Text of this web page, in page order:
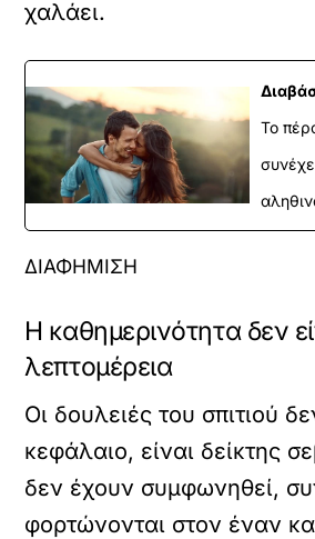
χαλάει.
Το
ΔΙΑΦΗΜΙΣΗ
Η καθημερινότητα δεν
λεπτομέρεια
Οι δουλειές του σπιτιού
κεφάλαιο, είναι δείκτης
δεν έχουν συμφωνηθεί,
φορτώνονται στον έναν